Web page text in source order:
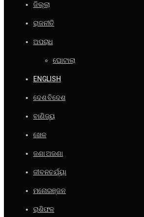
ଜିଲ୍ଲା
ରାଜନୀତି
ଅପରାଧ
ଘୋଟାଲା
ENGLISH
ଦେଶ ବିଦେଶ
ବାଣିଜ୍ୟ
ଖେଳ
ଜଣା ଅଜଣା
ଜୀବନଚର୍ଯ୍ୟା
ମନୋରଞ୍ଜନ
ରାଶିଫଳ